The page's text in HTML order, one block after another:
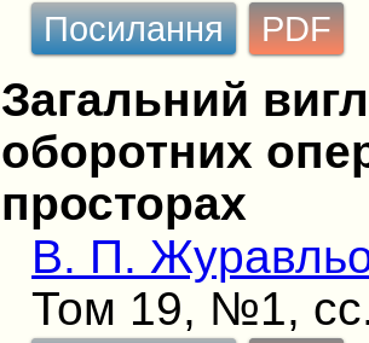
Посилання PDF
Загальний
оборотних
просторах
В. П.
Том 19, №1,